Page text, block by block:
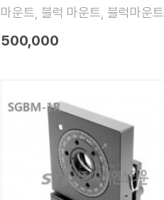
마운트, 블럭 마운트, 블럭마운트
500,000